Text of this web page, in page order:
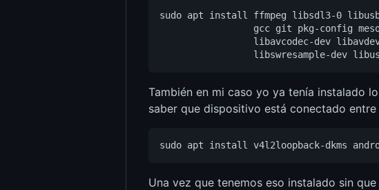
sudo apt install ffmpeg libsdl3-0
gcc git pkg-config
libavcodec-dev
También en mi caso yo ya tenía instalado
saber que dispositivo está conectado entre
Una vez que tenemos eso instalado sin